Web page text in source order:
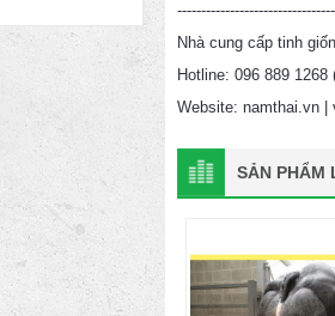
Nhà cung cấp tinh
Hotline: 096 889
Website: namthai.vn |
SẢN PHẨM